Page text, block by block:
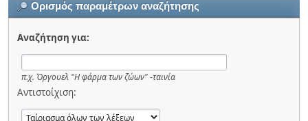
Ορισμός παραμέτρων αναζήτησης
Αναζήτηση για:
π.χ. Όργουελ "Η φάρμα των ζώων" -ταινία
Αντιστοίχιση: